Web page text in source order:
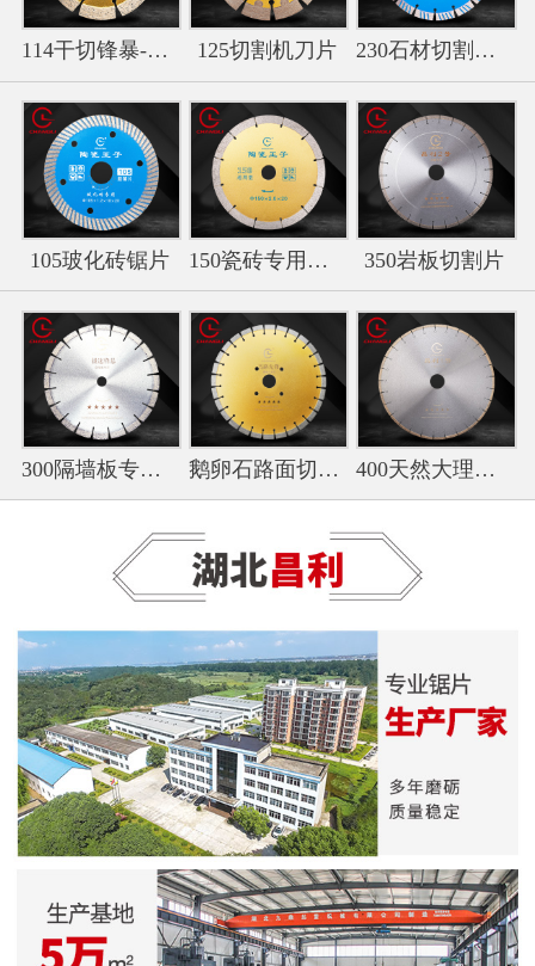
114干切锋暴-金色干切王切 125切割机刀片 230石材切割片-波纹干切
105玻化砖锯片 150瓷砖专用切割片 350岩板切割片
300隔墙板专用切割片 鹅卵石路面切割专用锯片 400天然大理石锯片